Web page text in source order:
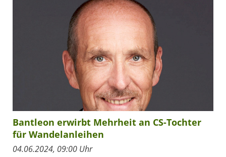
Bantleon erwirbt Mehrheit an CS-Tochter
für Wandelanleihen
04.06.2024, 09:00 Uhr